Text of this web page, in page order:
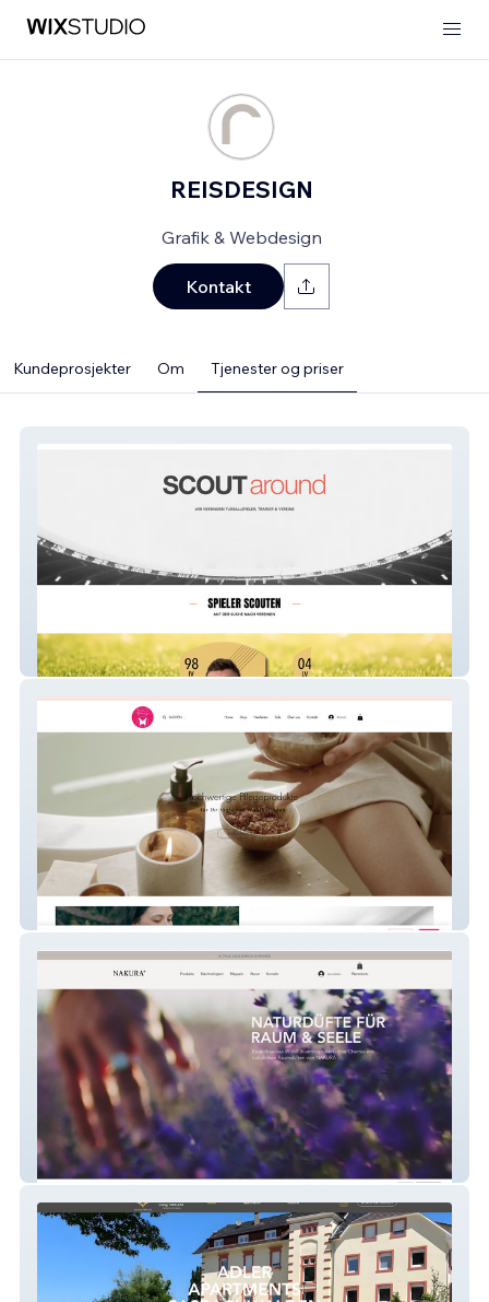
REISDESIGN
Grafik & Webdesign
Kontakt
Kundeprosjekter Om Tjenester og priser
Scoutaround
ASC Beautybox
NAKURA